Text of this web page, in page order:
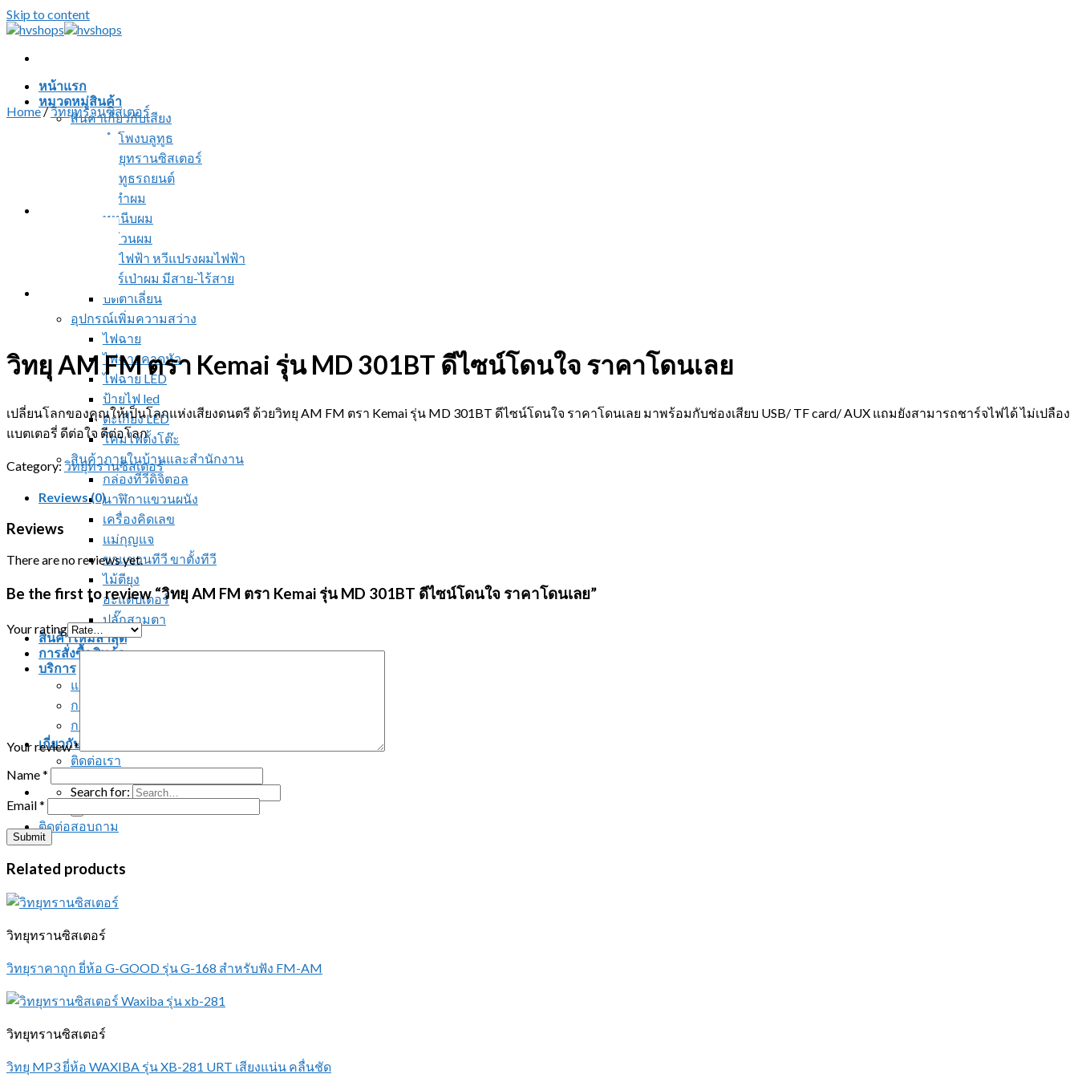
Skip to content
หน้าแรก
หมวดหมู่สินค้า
สินค้าเกี่ยวกับเสียง
ลำโพงบลูทูธ
วิทยุทรานซิสเตอร์
บลูทูธรถยนต์
อุปกรณ์ทำผม
ที่หนีบผม
ที่ม้วนผม
หวีไฟฟ้า หวีแปรงผมไฟฟ้า
ไดร์เป่าผม มีสาย-ไร้สาย
ปัตตาเลี่ยน
อุปกรณ์เพิ่มความสว่าง
ไฟฉาย
ไฟฉายคาดหัว
ไฟฉาย LED
ป้ายไฟ led
ตะเกียง LED
โคมไฟตั้งโต๊ะ
สินค้าภายในบ้านและสำนักงาน
กล่องทีวีดิจิตอล
นาฬิกาแขวนผนัง
เครื่องคิดเลข
แม่กุญแจ
ขาแขวนทีวี ขาตั้งทีวี
ไม้ตียุง
อะแดปเตอร์
ปลั๊กสามตา
สินค้าใหม่ล่าสุด
การสั่งซื้อสินค้า
บริการ
แจ้งชำระเงิน
การจัดส่งสินค้า
การรับประกันสินค้า
เกี่ยวกับเรา
ติดต่อเรา
Search for:
ติดต่อสอบถาม
Home/วิทยุทรานซิสเตอร์
วิทยุ AM FM ตรา Kemai รุ่น MD 301BT ดีไซน์โดนใจ ราคาโดนเลย
เปลี่ยนโลกของคุณให้เป็นโลกแห่งเสียงดนตรี ด้วยวิทยุ AM FM ตรา Kemai รุ่น MD 301BT ดีไซน์โดนใจ ราคาโดนเลย มาพร้อมกับช่องเสียบ USB/ TF card/ AUX แถมยังสามารถชาร์จไฟได้ ไม่เปลือง
แบตเตอรี่ ดีต่อใจ ดีต่อโลก
Category:วิทยุทรานซิสเตอร์
Reviews (0)
Reviews
There are no reviews yet.
Be the first to review “วิทยุ AM FM ตรา Kemai รุ่น MD 301BT ดีไซน์โดนใจ ราคาโดนเลย”
Your rating
Your review*
Name*
Email*
Related products
วิทยุทรานซิสเตอร์
วิทยุราคาถูก ยี่ห้อ G-GOOD รุ่น G-168 สำหรับฟัง FM-AM
วิทยุทรานซิสเตอร์
วิทยุ MP3 ยี่ห้อ WAXIBA รุ่น XB-281 URT เสียงแน่น คลื่นชัด